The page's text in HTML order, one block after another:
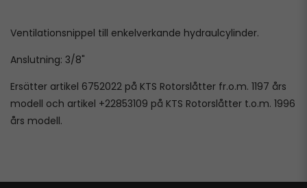
Ventilationsnippel till enkelverkande hydraulcylinder.
Anslutning: 3/8"
Ersätter artikel 6752022 på KTS Rotorslåtter fr.o.m. 1197 års
modell och artikel +22853109 på KTS Rotorslåtter t.o.m. 1996
års modell.